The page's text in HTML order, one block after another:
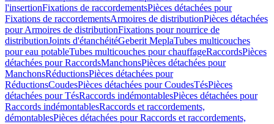
l'insertionFixations de raccordementsPièces détachées pour
Fixations de raccordementsArmoires de distributionPièces détachées
pour Armoires de distributionFixations pour nourrice de
distributionJoints d'étanchéitéGeberit MeplaTubes multicouches
pour eau potableTubes multicouches pour chauffageRaccordsPièces
détachées pour RaccordsManchonsPièces détachées pour
ManchonsRéductionsPièces détachées pour
RéductionsCoudesPièces détachées pour CoudesTésPièces
détachées pour TésRaccords indémontablesPièces détachées pour
Raccords indémontablesRaccords et raccordements,
démontablesPièces détachées pour Raccords et raccordements,